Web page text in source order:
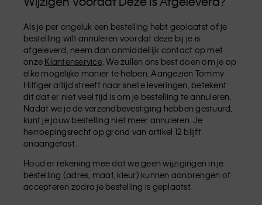
Als je per ongeluk een bestelling hebt geplaatst of je
bestelling wilt annuleren voordat deze bij je is
afgeleverd, neem dan onmiddellijk contact op met
onze Klantenservice. We zullen ons best doen om je op
elke mogelijke manier te helpen. Aangezien Tommy
Hilfiger altijd streeft naar snelle leveringen, betekent
dit dat er niet veel tijd is om je bestelling te annuleren.
Nadat we je de verzendbevestiging hebben gestuurd,
kunt je jouw bestelling niet meer annuleren. Je
herroepingsrecht op grond van artikel 12 blijft
onaangetast.
Houd er rekening mee dat we geen wijzigingen in je
bestelling (adres, maat, kleur) kunnen aanbrengen of
accepteren zodra je bestelling is geplaatst.